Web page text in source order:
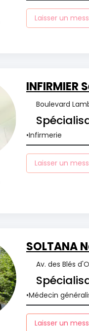
Laisser un
INFIRMIER
Boulevard
Infirmerie
Laisser un
SOLTANA
Av. des Blés
Médecin
Laisser un